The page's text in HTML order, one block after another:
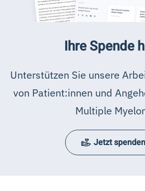
Ihre Spende
Unterstützen Sie unsere
von Patient:innen und
Multiple
Jetzt